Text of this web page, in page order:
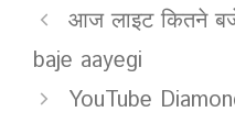
आज लाइट कितने
baje aayegi
YouTube